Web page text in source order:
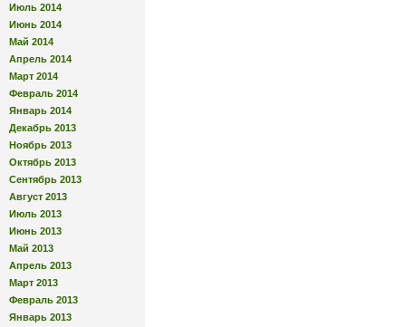
Июль 2014
Июнь 2014
Май 2014
Апрель 2014
Март 2014
Февраль 2014
Январь 2014
Декабрь 2013
Ноябрь 2013
Октябрь 2013
Сентябрь 2013
Август 2013
Июль 2013
Июнь 2013
Май 2013
Апрель 2013
Март 2013
Февраль 2013
Январь 2013